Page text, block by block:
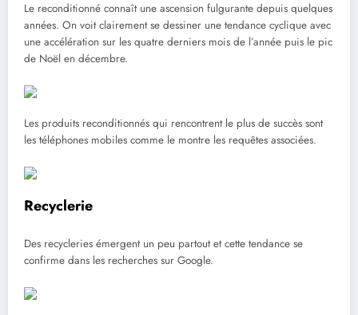
Le reconditionné connaît une ascension fulgurante depuis quelques
années. On voit clairement se dessiner une tendance cyclique avec
une accélération sur les quatre derniers mois de l’année puis le pic
de Noël en décembre.
Les produits reconditionnés qui rencontrent le plus de succès sont
les téléphones mobiles comme le montre les requêtes associées.
Recyclerie
Des recycleries émergent un peu partout et cette tendance se
confirme dans les recherches sur Google.